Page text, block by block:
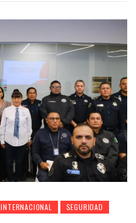
INTERNACIONAL SEGURIDAD